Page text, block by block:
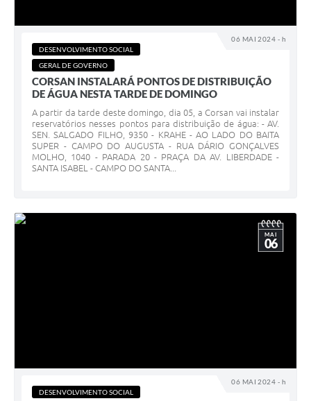
06 MAI 2024 - h
DESENVOLVIMENTO SOCIAL
GERAL DE GOVERNO
CORSAN INSTALARÁ PONTOS DE DISTRIBUIÇÃO
DE ÁGUA NESTA TARDE DE DOMINGO
A partir da tarde deste domingo, dia 05, a Corsan vai instalar
reservatórios nesses pontos para distribuição de água: - AV.
SEN. SALGADO FILHO, 9350 - KRAHE - AO LADO DO BAITA
SUPER - CAMPO DO AUGUSTA - RUA DÁRIO GONÇALVES
MOLHO, 1040 - PARADA 20 - PRAÇA DA AV. LIBERDADE -
SANTA ISABEL - CAMPO DO SANTA...
06 MAI 2024 - h
MAI
06
DESENVOLVIMENTO SOCIAL